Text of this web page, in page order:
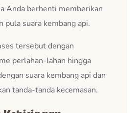
Anda berhenti memberikan
pula suara kembang api.
tersebut dengan
perlahan-lahan hingga
suara kembang api dan
tanda-tanda kecemasan.